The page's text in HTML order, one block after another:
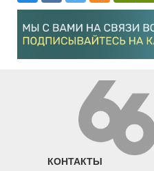
КОНТАКТЫ